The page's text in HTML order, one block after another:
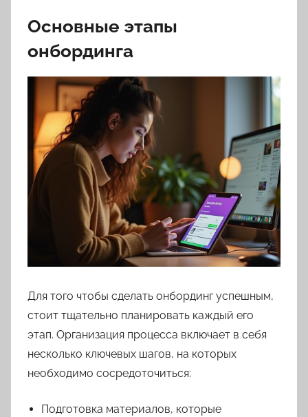
Основные этапы
онбординга
Для того чтобы сделать онбординг успешным,
стоит тщательно планировать каждый его
этап. Организация процесса включает в себя
несколько ключевых шагов, на которых
необходимо сосредоточиться:
Подготовка материалов, которые